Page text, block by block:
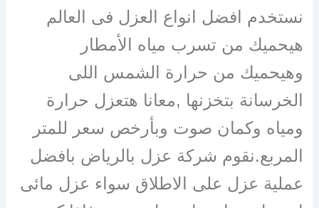
نستخدم افضل انواع العزل فى العالم
هيحميك من تسرب مياه الأمطار
وهيحميك من حرارة الشمس اللى
الخرسانة بتخزنها ,معانا هتعزل حرارة
ومياه وكمان صوت وبأرخص سعر للمتر
المربع.نقوم شركة عزل بالرياض بافضل
عملية عزل على الاطلاق سواء عزل مائى